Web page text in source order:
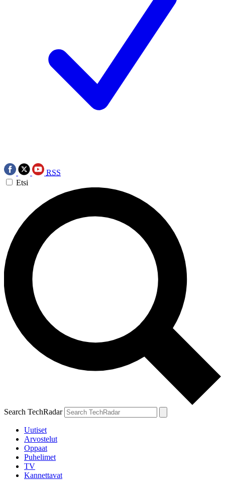
RSS
Etsi
Search TechRadar
Uutiset
Arvostelut
Oppaat
Puhelimet
TV
Kannettavat